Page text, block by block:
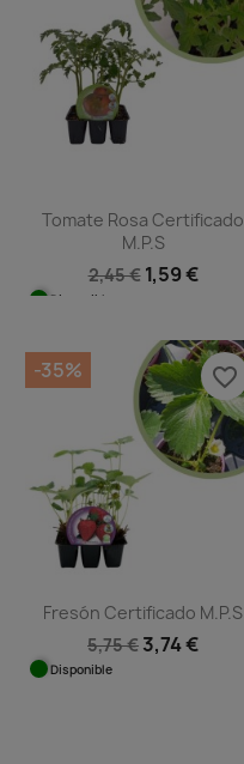
Tomate Rosa Certificado
M.P.S
2,45 € 1,59 €
Disponible
Fresón Certificado M.P.S
5,75 € 3,74 €
Disponible
-35% favorite_border